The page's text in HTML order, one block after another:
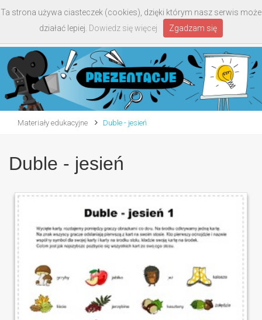
Materiały edukacyjne Duble - jesień
Duble - jesień
Ta strona używa ciasteczek (cookies), dzięki którym nasz serwis może
działać lepiej. Dowiedz się więcej Zgadzam się